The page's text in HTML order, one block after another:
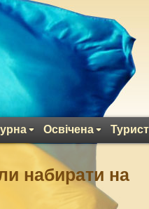
Освічена
набирати на